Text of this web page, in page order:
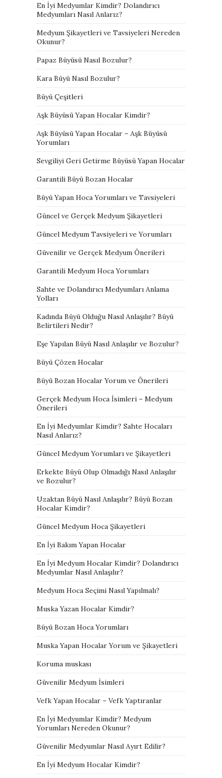
En İyi Medyumlar Kimdir? Dolandırıcı
Medyumları Nasıl Anlarız?
Medyum Şikayetleri ve Tavsiyeleri Nereden
Okunur?
Papaz Büyüsü Nasıl Bozulur?
Kara Büyü Nasıl Bozulur?
Büyü Çeşitleri
Aşk Büyüsü Yapan Hocalar Kimdir?
Aşk Büyüsü Yapan Hocalar – Aşk Büyüsü
Yorumları
Sevgiliyi Geri Getirme Büyüsü Yapan Hocalar
Garantili Büyü Bozan Hocalar
Büyü Yapan Hoca Yorumları ve Tavsiyeleri
Güncel ve Gerçek Medyum Şikayetleri
Güncel Medyum Tavsiyeleri ve Yorumları
Güvenilir ve Gerçek Medyum Önerileri
Garantili Medyum Hoca Yorumları
Sahte ve Dolandırıcı Medyumları Anlama
Yolları
Kadında Büyü Olduğu Nasıl Anlaşılır? Büyü
Belirtileri Nedir?
Eşe Yapılan Büyü Nasıl Anlaşılır ve Bozulur?
Büyü Çözen Hocalar
Büyü Bozan Hocalar Yorum ve Önerileri
Gerçek Medyum Hoca İsimleri – Medyum
Önerileri
En İyi Medyumlar Kimdir? Sahte Hocaları
Nasıl Anlarız?
Güncel Medyum Yorumları ve Şikayetleri
Erkekte Büyü Olup Olmadığı Nasıl Anlaşılır
ve Bozulur?
Uzaktan Büyü Nasıl Anlaşılır? Büyü Bozan
Hocalar Kimdir?
Güncel Medyum Hoca Şikayetleri
En İyi Bakım Yapan Hocalar
En İyi Medyum Hocalar Kimdir? Dolandırıcı
Medyumlar Nasıl Anlaşılır?
Medyum Hoca Seçimi Nasıl Yapılmalı?
Muska Yazan Hocalar Kimdir?
Büyü Bozan Hoca Yorumları
Muska Yapan Hocalar Yorum ve Şikayetleri
Koruma muskası
Güvenilir Medyum İsimleri
Vefk Yapan Hocalar – Vefk Yaptıranlar
En İyi Medyumlar Kimdir? Medyum
Yorumları Nereden Okunur?
Güvenilir Medyumlar Nasıl Ayırt Edilir?
En İyi Medyum Hocalar Kimdir?